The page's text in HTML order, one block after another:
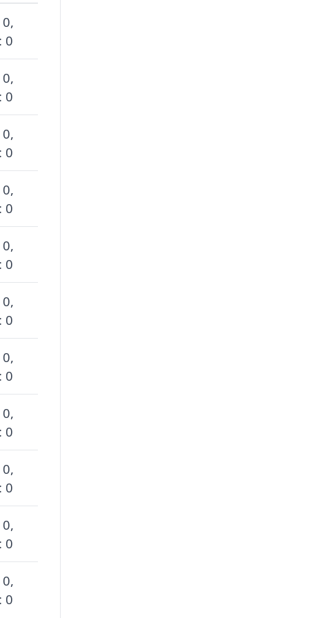
0
0
0
0
0
0
0
0
0
0
0